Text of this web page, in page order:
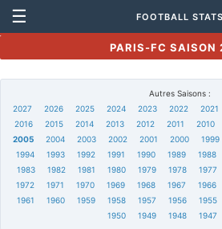
☰ FOOTBALL STATS
PARIS-FC SAISON
Autres Saisons :
2027
2026 2025 2024 2023 2022 2021
2016
2015 2014 2013 2012 2011 2010
2005
2004 2003 2002 2001 2000 1999
1994
1993 1992 1991 1990 1989 1988
1983
1982 1981 1980 1979 1978 1977
1972
1971 1970 1969 1968 1967 1966
1961
1960 1959 1958 1957 1956 1955
1950
1949 1948 1947